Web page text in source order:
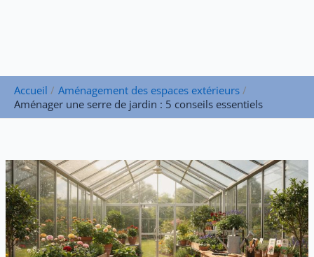
Accueil
Aménagement des espaces extérieurs
Aménager une serre de jardin : 5 conseils essentiels